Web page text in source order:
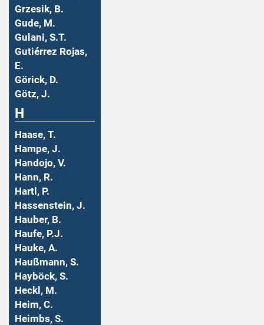
Grzesik, B.
Gude, M.
Gulani, S.T.
Gutiérrez Rojas,
E.
Görick, D.
Götz, J.
H
Haase, T.
Hampe, J.
Handojo, V.
Hann, R.
Hartl, P.
Hassenstein, J.
Hauber, B.
Haufe, P.J.
Hauke, A.
Haußmann, S.
Hayböck, S.
Heckl, M.
Heim, C.
Heimbs, S.